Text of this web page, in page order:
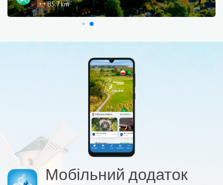
235 km
Мобільний додаток